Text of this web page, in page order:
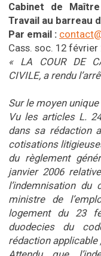
Cabinet de
Travail au barreau
Par email :
Cass. soc. 12 février
« LA COUR DE
CIVILE, a rendu
Sur le moyen unique
Vu les articles L.
dans sa rédaction
cotisations
du règlement
janvier 2006
l’indemnisation du
ministre de
logement du 23
duodecies du
rédaction applicable